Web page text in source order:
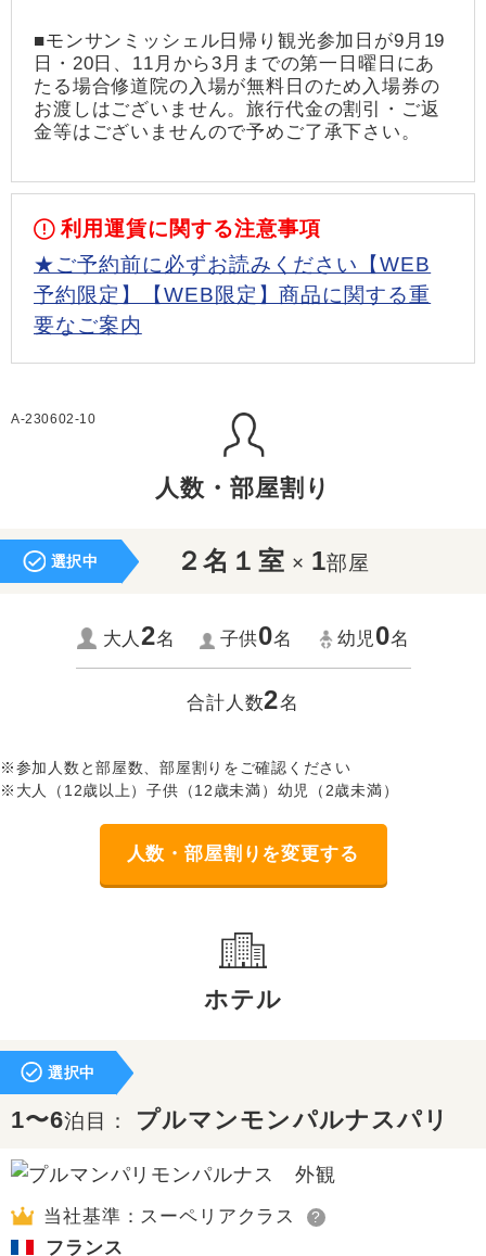
■モンサンミッシェル日帰り観光参加日が9月19
日・20日、11月から3月までの第一日曜日にあ
たる場合修道院の入場が無料日のため入場券の
お渡しはございません。旅行代金の割引・ご返
金等はございませんので予めご了承下さい。
利用運賃に関する注意事項
★ご予約前に必ずお読みください【WEB
予約限定】【WEB限定】商品に関する重
要なご案内
A-230602-10
人数・部屋割り
選択中 ２名１室 × 1部屋
大人2名 子供0名 幼児0名
合計人数2名
※参加人数と部屋数、部屋割りをご確認ください
※大人（12歳以上）子供（12歳未満）幼児（2歳未満）
人数・部屋割りを変更する
ホテル
選択中
1〜6泊目： プルマンモンパルナスパリ
当社基準：スーペリアクラス ?
フランス